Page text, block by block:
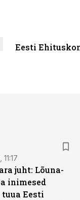
Eesti
juht: Lõuna-
inimesed
Eesti